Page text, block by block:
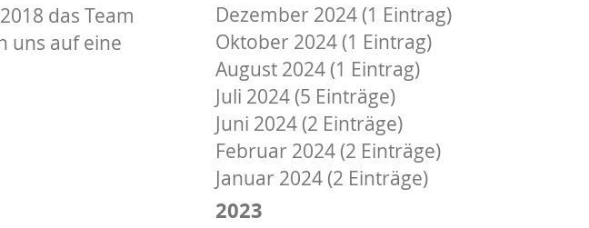
das Team
uns auf eine
Dezember 2024 (1 Eintrag)
Oktober 2024 (1 Eintrag)
August 2024 (1 Eintrag)
Juli 2024 (5 Einträge)
Juni 2024 (2 Einträge)
Februar 2024 (2 Einträge)
Januar 2024 (2 Einträge)
2023